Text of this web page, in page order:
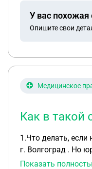
У вас похожая
Опишите свои
Медицинское
Как в
1.Что делать, если
г. Волгоград . Но юрист Владимир Мурашко из Краснодара, я считаю, НЕ ДАЛ ОТВЕТ на поставленный вопрос). 2. Как в такой ситуации родственнику
ПОЛУЧИТЬ
Показать